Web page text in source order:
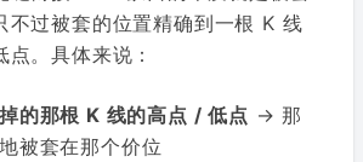
不过被套的位置精确到一根 K 线
。具体来说：
的那根 K 线的高点 / 低点 → 那
被套在那个价位